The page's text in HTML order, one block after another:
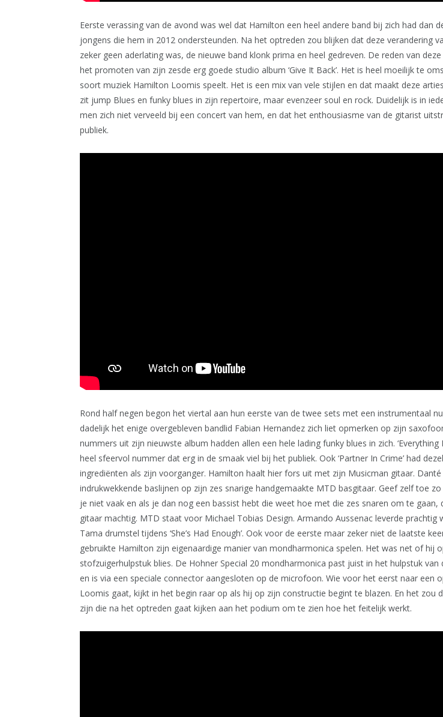
Eerste verassing van de avond was wel dat Hamilton een heel andere band bij zich had dan
jongens die hem in 2012 ondersteunden. Na het optreden zou blijken dat deze verandering
zeker geen aderlating was, de nieuwe band klonk prima en heel gedreven. De reden van
het promoten van zijn zesde erg goede studio album ‘Give It Back’. Het is heel moeilijk te
soort muziek Hamilton Loomis speelt. Het is een mix van vele stijlen en dat maakt deze
zit jump Blues en funky blues in zijn repertoire, maar evenzeer soul en rock. Duidelijk is in
men zich niet verveeld bij een concert van hem, en dat het enthousiasme van de gitarist
publiek.
Rond half negen begon het viertal aan hun eerste van de twee sets met een instrumentaal
dadelijk het enige overgebleven bandlid Fabian Hernandez zich liet opmerken op zijn
nummers uit zijn nieuwste album hadden allen een hele lading funky blues in zich. ‘Everything I
heel sfeervol nummer dat erg in de smaak viel bij het publiek. Ook ‘Partner In Crime’ had
ingrediënten als zijn voorganger. Hamilton haalt hier fors uit met zijn Musicman gitaar.
indrukwekkende baslijnen op zijn zes snarige handgemaakte MTD basgitaar. Geef zelf toe
je niet vaak en als je dan nog een bassist hebt die weet hoe met die zes snaren om te gaan,
gitaar machtig. MTD staat voor Michael Tobias Design. Armando Aussenac leverde prachtig
Tama drumstel tijdens ‘She’s Had Enough’. Ook voor de eerste maar zeker niet de laatste
gebruikte Hamilton zijn eigenaardige manier van mondharmonica spelen. Het was net of hij
stofzuigerhulpstuk blies. De Hohner Special 20 mondharmonica past juist in het hulpstuk van
en is via een speciale connector aangesloten op de microfoon. Wie voor het eerst naar een
Loomis gaat, kijkt in het begin raar op als hij op zijn constructie begint te blazen. En het zou
zijn die na het optreden gaat kijken aan het podium om te zien hoe het feitelijk werkt.